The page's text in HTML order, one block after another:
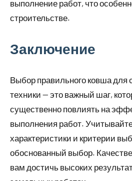
выполнение работ, что
строительстве.
Заключение
Выбор правильного ковша для
техники — это важный шаг,
существенно повлиять на
выполнения работ.
характеристики и критерии
обоснованный выбор.
вам достичь высоких